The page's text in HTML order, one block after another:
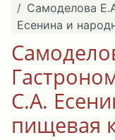
Самоделова
Есенина и
С.А.
пищевая